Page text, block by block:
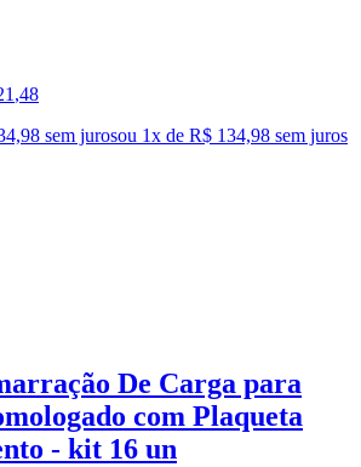
,48
sem jurosou 1x de R$ 134,98 sem juros
De Carga para
com Plaqueta
- kit 16 un